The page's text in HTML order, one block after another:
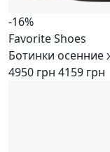
-16%
Favorite Shoes
Ботинки осенние
4950 грн 4159 грн